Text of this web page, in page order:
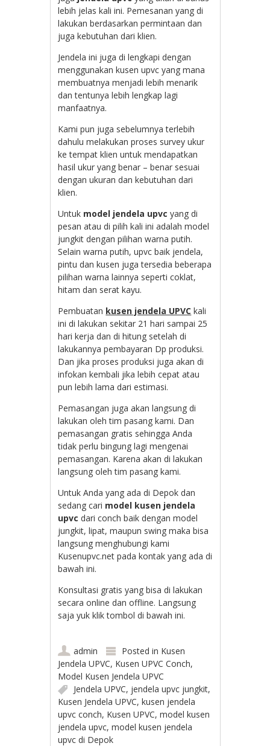
lebih jelas kali ini. Pemesanan yang di
lakukan berdasarkan permintaan dan
juga kebutuhan dari klien.
Jendela ini juga di lengkapi dengan
menggunakan kusen upvc yang mana
membuatnya menjadi lebih menarik
dan tentunya lebih lengkap lagi
manfaatnya.
Kami pun juga sebelumnya terlebih
dahulu melakukan proses survey ukur
ke tempat klien untuk mendapatkan
hasil ukur yang benar – benar sesuai
dengan ukuran dan kebutuhan dari
klien.
Untuk model jendela upvc yang di
pesan atau di pilih kali ini adalah model
jungkit dengan pilihan warna putih.
Selain warna putih, upvc baik jendela,
pintu dan kusen juga tersedia beberapa
pilihan warna lainnya seperti coklat,
hitam dan serat kayu.
Pembuatan kusen jendela UPVC kali
ini di lakukan sekitar 21 hari sampai 25
hari kerja dan di hitung setelah di
lakukannya pembayaran Dp produksi.
Dan jika proses produksi juga akan di
infokan kembali jika lebih cepat atau
pun lebih lama dari estimasi.
Pemasangan juga akan langsung di
lakukan oleh tim pasang kami. Dan
pemasangan gratis sehingga Anda
tidak perlu bingung lagi mengenai
pemasangan. Karena akan di lakukan
langsung oleh tim pasang kami.
Untuk Anda yang ada di Depok dan
sedang cari model kusen jendela
upvc dari conch baik dengan model
jungkit, lipat, maupun swing maka bisa
langsung menghubungi kami
Kusenupvc.net pada kontak yang ada di
bawah ini.
Konsultasi gratis yang bisa di lakukan
secara online dan offline. Langsung
saja yuk klik tombol di bawah ini.
admin Posted in Kusen
Jendela UPVC, Kusen UPVC Conch,
Model Kusen Jendela UPVC
Jendela UPVC, jendela upvc jungkit,
Kusen Jendela UPVC,kusen jendela
upvc conch, Kusen UPVC,model kusen
jendela upvc,model kusen jendela
upvc di Depok